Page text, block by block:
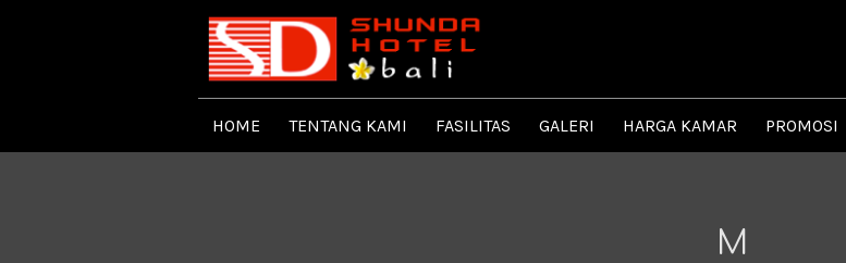
HOME TENTANG KAMI FASILITAS GALERI HARGA KAMAR PROMOSI
M